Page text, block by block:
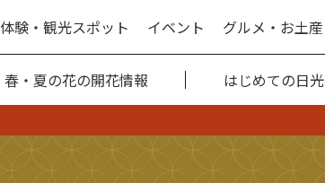
体験・観光スポット イベント グルメ・お土産
春・夏の花の開花情報 はじめての日光